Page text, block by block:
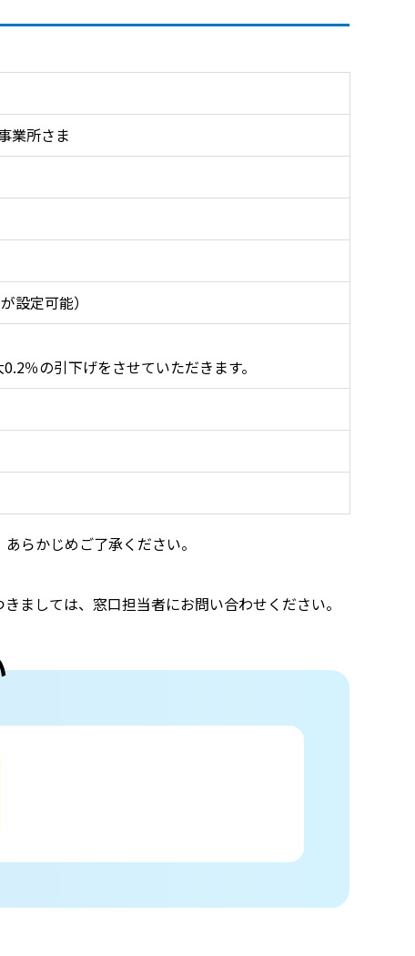
業所さま
設定可能）
％の引下げをさせていただきます。
らかじめご了承ください。
ましては、窓口担当者にお問い合わせください。